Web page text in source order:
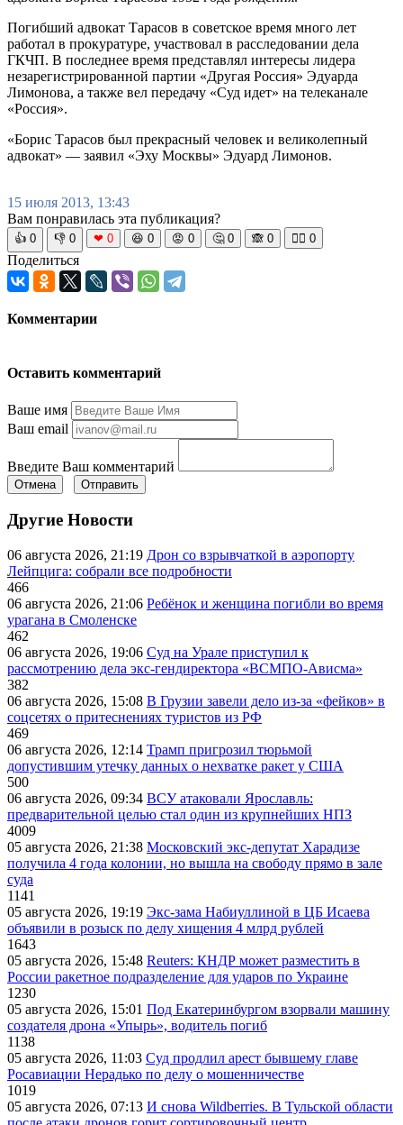
Погибший адвокат Тарасов в советское время много лет
работал в прокуратуре, участвовал в расследовании дела
ГКЧП. В последнее время представлял интересы лидера
незарегистрированной партии «Другая Россия» Эдуарда
Лимонова, а также вел передачу «Суд идет» на телеканале
«Россия».
«Борис Тарасов был прекрасный человек и великолепный
адвокат» — заявил «Эху Москвы» Эдуард Лимонов.
15 июля 2013, 13:43
Вам понравилась эта публикация?
👍 0 👎 0 ❤ 0 😆 0 😡 0 🤔 0 🙈 0 🧘‍♀️ 0
Поделиться
Комментарии
Оставить комментарий
Ваше имя
Ваш email
Введите Ваш комментарий
Отмена Отправить
Другие Новости
06 августа 2026, 21:19 Дрон со взрывчаткой в аэропорту
Лейпцига: собрали все подробности
466
06 августа 2026, 21:06 Ребёнок и женщина погибли во время
урагана в Смоленске
462
06 августа 2026, 19:06 Суд на Урале приступил к
рассмотрению дела экс-гендиректора «ВСМПО-Ависма»
382
06 августа 2026, 15:08 В Грузии завели дело из-за «фейков» в
соцсетях о притеснениях туристов из РФ
469
06 августа 2026, 12:14 Трамп пригрозил тюрьмой
допустившим утечку данных о нехватке ракет у США
500
06 августа 2026, 09:34 ВСУ атаковали Ярославль:
предварительной целью стал один из крупнейших НПЗ
4009
05 августа 2026, 21:38 Московский экс-депутат Харадизе
получила 4 года колонии, но вышла на свободу прямо в зале
суда
1141
05 августа 2026, 19:19 Экс-зама Набиуллиной в ЦБ Исаева
объявили в розыск по делу хищения 4 млрд рублей
1643
05 августа 2026, 15:48 Reuters: КНДР может разместить в
России ракетное подразделение для ударов по Украине
1230
05 августа 2026, 15:01 Под Екатеринбургом взорвали машину
создателя дрона «Упырь», водитель погиб
1138
05 августа 2026, 11:03 Суд продлил арест бывшему главе
Росавиации Нерадько по делу о мошенничестве
1019
05 августа 2026, 07:13 И снова Wildberries. В Тульской области